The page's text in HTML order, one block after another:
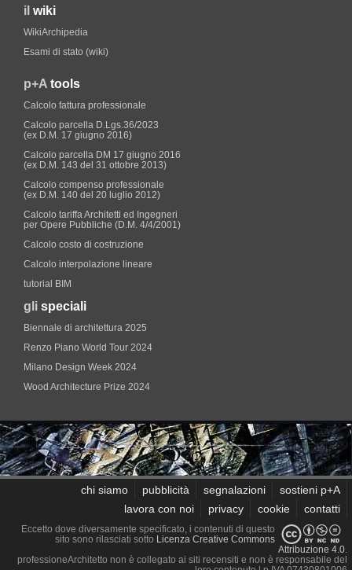
il wiki
WikiArchipedia
Esami di stato (wiki)
p+A tools
Calcolo fattura professionale
Calcolo parcella D.Lgs.36/2023
(ex D.M. 17 giugno 2016)
Calcolo parcella DM 17 giugno 2016
(ex D.M. 143 del 31 ottobre 2013)
Calcolo compenso professionale
(ex D.M. 140 del 20 luglio 2012)
Calcolo tariffa Architetti ed Ingegneri
per Opere Pubbliche (D.M. 4/4/2001)
Calcolo costo di costruzione
Calcolo interpolazione lineare
tutorial BIM
gli speciali
Biennale di architettura 2025
Renzo Piano World Tour 2024
Milano Design Week 2024
Wood Architecture Prize 2024
chi siamo pubblicità segnalazioni
sostieni p+A
lavora con noi
privacy cookie contatti
Eccetto dove diversamente specificato, i contenuti di questo
sito sono rilasciati sotto Licenza Creative Commons
Attribuzione 4.0.
professioneArchitetto non è collegato ai siti recensiti e non è responsabile del